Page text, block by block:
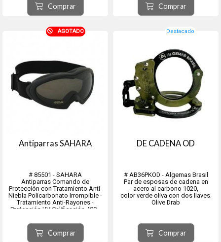
Comprar
Las gafas militares vienen con dos
lentes grises y transparentes no
balísticos intercambiable...
Comprar
AGOTADO
Antiparras SAHARA
# 85501 - SAHARA
Antiparras Comando de
Protección con Tratamiento Anti-
Niebla Policarbonato Irrompible -
Tratamiento Anti-Rayones -
Protección UV Calificación 400 -
Comprar
Destacado
DE CADENA OD
# AB36PKOD - Algemas Brasil
Par de esposas de cadena en
acero al carbono 1020,
color verde oliva con dos llaves.
Olive Drab
Comprar